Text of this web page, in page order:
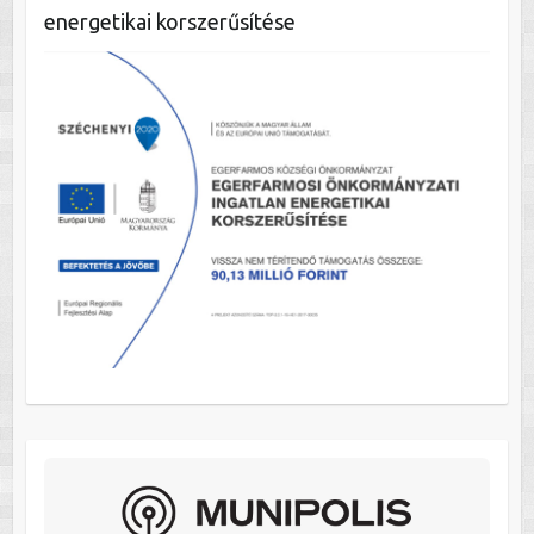
energetikai korszerűsítése